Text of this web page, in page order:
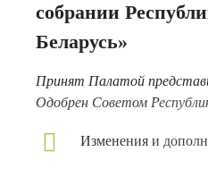
собрании
Беларусь»
Принят Палатой
Одобрен Советом
Изменения и